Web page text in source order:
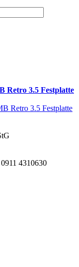
Retro 3.5 Festplatte
4310630